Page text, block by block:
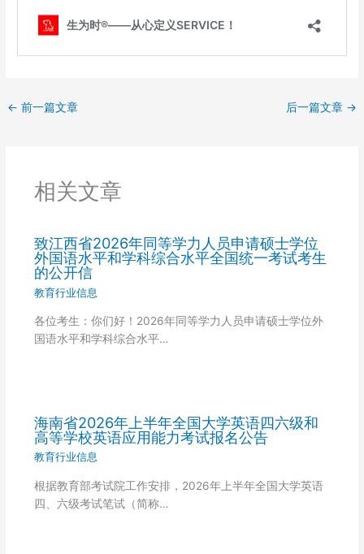
← 前一篇文章 后一篇文章 →
相关文章
致江西省2026年同等学力人员申请硕士学位
外国语水平和学科综合水平全国统一考试考生
的公开信
教育行业信息
各位考生：你们好！2026年同等学力人员申请硕士学位外
国语水平和学科综合水平…
海南省2026年上半年全国大学英语四六级和
高等学校英语应用能力考试报名公告
教育行业信息
根据教育部考试院工作安排，2026年上半年全国大学英语
四、六级考试笔试（简称…